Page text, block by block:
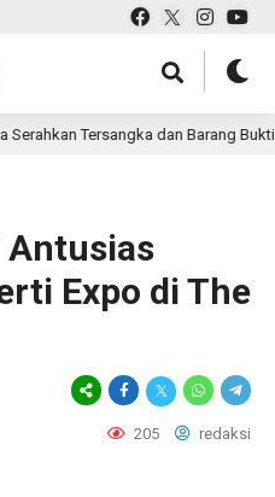
Tersangka dan Barang Bukti
Antusias
Expo di The
205 redaksi